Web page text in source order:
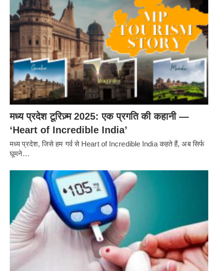
मध्य प्रदेश टूरिज़्म 2025: एक प्रगति की कहानी —
‘Heart of Incredible India’
मध्य प्रदेश, जिसे हम गर्व से Heart of Incredible India कहते हैं, अब सिर्फ
घूमने…